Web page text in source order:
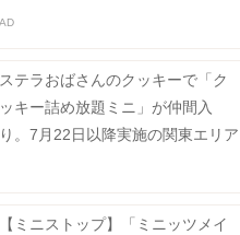
ステラおばさんのクッキーで「ク
ッキー詰め放題ミニ」が仲間入
り。7月22日以降実施の関東エリア
【ミニストップ】「ミニッツメイ